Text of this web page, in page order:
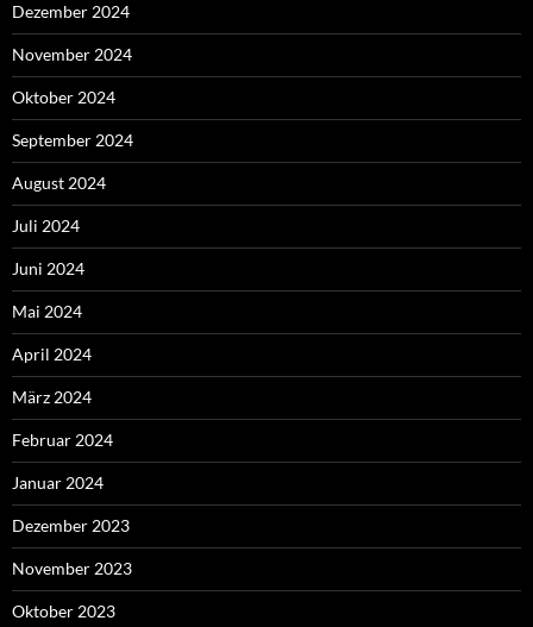
Dezember 2024
November 2024
Oktober 2024
September 2024
August 2024
Juli 2024
Juni 2024
Mai 2024
April 2024
März 2024
Februar 2024
Januar 2024
Dezember 2023
November 2023
Oktober 2023